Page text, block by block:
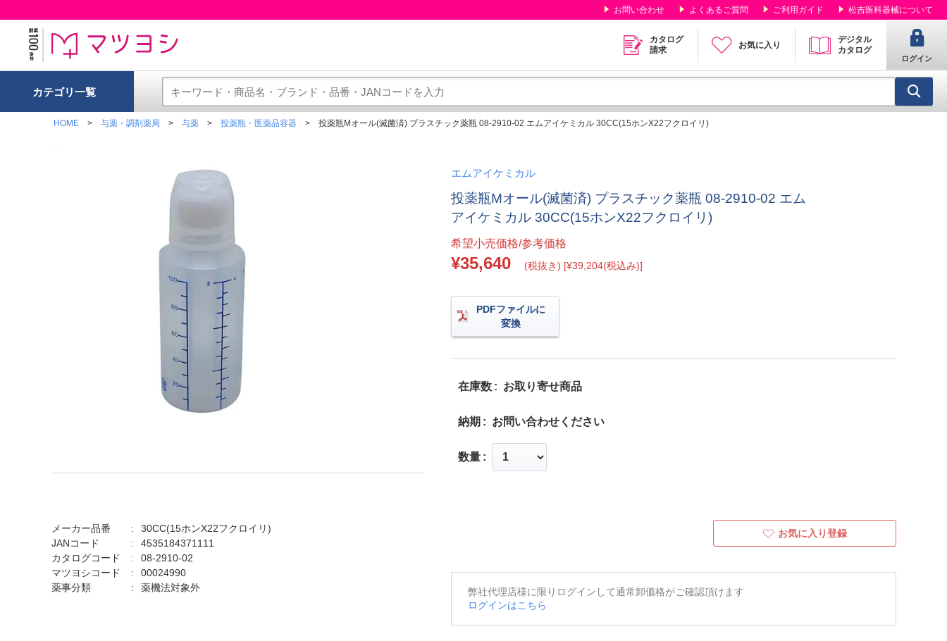
お問い合わせ よくあるご質問 ご利用ガイド 松吉医科器械について
カタログ
請求
お気に入り
デジタル
カタログ
ログイン
カテゴリ一覧
HOME 与薬・調剤薬局 与薬 投薬瓶・医薬品容器 投薬瓶Mオール(滅菌済) プラスチック薬瓶 08-2910-02 エムアイケミカル 30CC(15ホンX22フクロイリ)
メーカー品番
30CC(15ホンX22フクロイリ)
JANコード
4535184371111
カタログコード
08-2910-02
マツヨシコード
00024990
薬事分類
薬機法対象外
エムアイケミカル
投薬瓶Mオール(滅菌済) プラスチック薬瓶 08-2910-02 エム
アイケミカル 30CC(15ホンX22フクロイリ)
希望小売価格/参考価格
¥35,640 (税抜き) [¥39,204(税込み)]
PDFファイルに
変換
在庫数 お取り寄せ商品
納期 お問い合わせください
数量
お気に入り登録
弊社代理店様に限りログインして通常卸価格がご確認頂けます
ログインはこちら